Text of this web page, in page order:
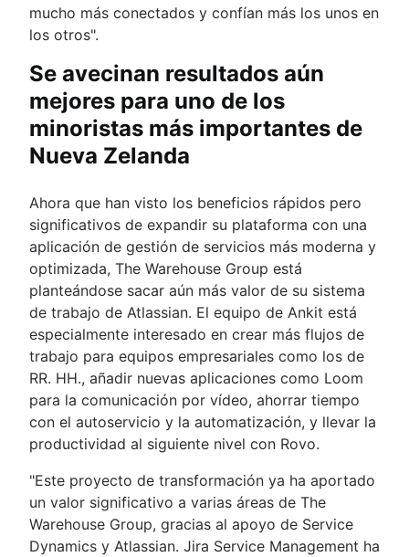
mucho más conectados y confían más los unos en
los otros".
Se avecinan resultados aún
mejores para uno de los
minoristas más importantes de
Nueva Zelanda
Ahora que han visto los beneficios rápidos pero
significativos de expandir su plataforma con una
aplicación de gestión de servicios más moderna y
optimizada, The Warehouse Group está
planteándose sacar aún más valor de su sistema
de trabajo de Atlassian. El equipo de Ankit está
especialmente interesado en crear más flujos de
trabajo para equipos empresariales como los de
RR. HH., añadir nuevas aplicaciones como Loom
para la comunicación por vídeo, ahorrar tiempo
con el autoservicio y la automatización, y llevar la
productividad al siguiente nivel con Rovo.
"Este proyecto de transformación ya ha aportado
un valor significativo a varias áreas de The
Warehouse Group, gracias al apoyo de Service
Dynamics y Atlassian. Jira Service Management ha